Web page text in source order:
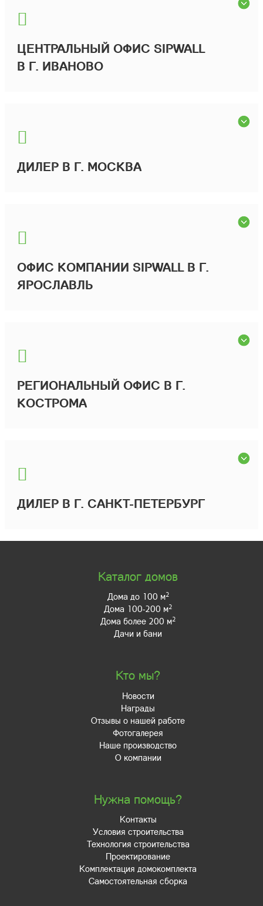
ЦЕНТРАЛЬНЫЙ ОФИС SIPWALL
В Г. ИВАНОВО
ДИЛЕР В Г. МОСКВА
ОФИС КОМПАНИИ SIPWALL В Г.
ЯРОСЛАВЛЬ
РЕГИОНАЛЬНЫЙ ОФИС В Г.
КОСТРОМА
ДИЛЕР В Г. САНКТ-ПЕТЕРБУРГ
Каталог домов
Дома до 100 м2
Дома 100-200 м2
Дома более 200 м2
Дачи и бани
Кто мы?
Новости
Награды
Отзывы о нашей работе
Фотогалерея
Наше производство
О компании
Нужна помощь?
Контакты
Условия строительства
Технология строительства
Проектирование
Комплектация домокомплекта
Самостоятельная сборка